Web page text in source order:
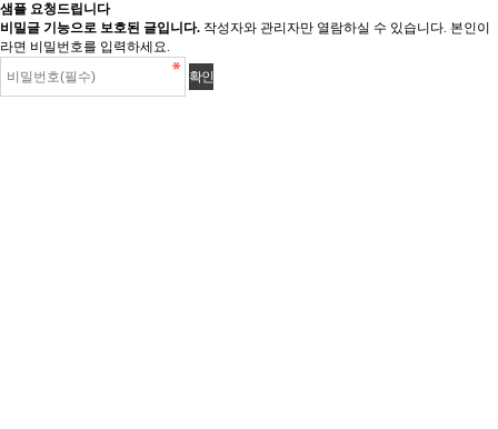
샘플 요청드립니다
비밀글 기능으로 보호된 글입니다. 작성자와 관리자만 열람하실 수 있습니다. 본인이
라면 비밀번호를 입력하세요.